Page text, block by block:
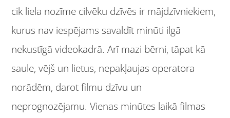
cik liela nozīme cilvēku dzīvēs ir mājdzīvniekiem,
kurus nav iespējams savaldīt minūti ilgā
nekustīgā videokadrā. Arī mazi bērni, tāpat kā
saule, vējš un lietus, nepakļaujas operatora
norādēm, darot filmu dzīvu un
neprognozējamu. Vienas minūtes laikā filmas